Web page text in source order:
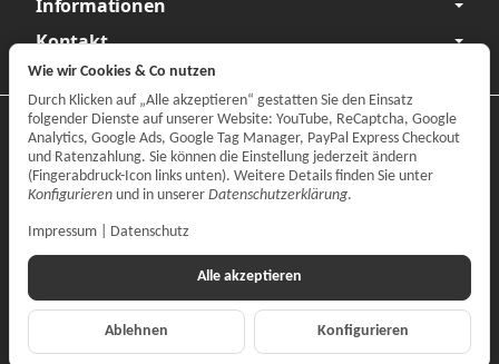
Informationen
Kontakt
Datenschutzerklärung•Impressum
Vertrag widerrufen
Alle Preise inkl. gesetzlicher MwSt., zzgl.Versand
© CARPARTS Gesellschaft für Autoteilehandel mbH
Alle akzeptieren
Ablehnen Konfigurieren
Wie wir Cookies & Co nutzen
Durch Klicken auf „Alle akzeptieren“ gestatten Sie den Einsatz
folgender Dienste auf unserer Website: YouTube, ReCaptcha, Google
Analytics, Google Ads, Google Tag Manager, PayPal Express Checkout
und Ratenzahlung. Sie können die Einstellung jederzeit ändern
(Fingerabdruck-Icon links unten). Weitere Details finden Sie unter
Konfigurieren und in unserer Datenschutzerklärung.
Impressum Datenschutz